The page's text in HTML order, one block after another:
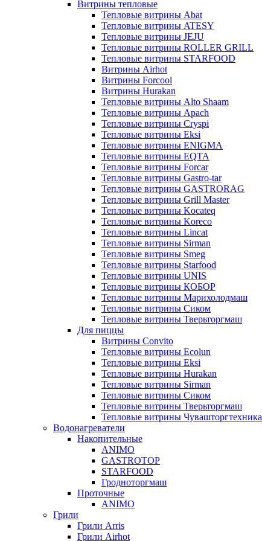
Витрины тепловые
Тепловые витрины Abat
Тепловые витрины ATESY
Тепловые витрины JEJU
Тепловые витрины ROLLER GRILL
Тепловые витрины STARFOOD
Витрины Airhot
Витрины Forcool
Витрины Hurakan
Тепловые витрины Alto Shaam
Тепловые витрины Apach
Тепловые витрины Cryspi
Тепловые витрины Eksi
Тепловые витрины ENIGMA
Тепловые витрины EQTA
Тепловые витрины Forcar
Тепловые витрины Gastro-tar
Тепловые витрины GASTRORAG
Тепловые витрины Grill Master
Тепловые витрины Kocateq
Тепловые витрины Koreco
Тепловые витрины Lincat
Тепловые витрины Sirman
Тепловые витрины Smeg
Тепловые витрины Starfood
Тепловые витрины UNIS
Тепловые витрины КОБОР
Тепловые витрины Марихолодмаш
Тепловые витрины Сиком
Тепловые витрины Тверьторгмаш
Для пиццы
Витрины Convito
Тепловые витрины Ecolun
Тепловые витрины Eksi
Тепловые витрины Hurakan
Тепловые витрины Sirman
Тепловые витрины Сиком
Тепловые витрины Тверьторгмаш
Тепловые витрины Чувашторгтехника
Водонагреватели
Накопительные
ANIMO
GASTROTOP
STARFOOD
Гродноторгмаш
Проточные
ANIMO
Грили
Грили Arris
Грили Airhot